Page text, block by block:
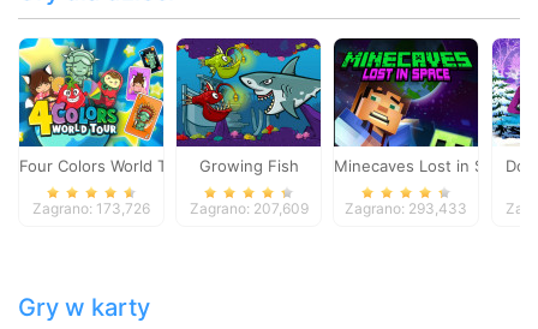
Four Colors World Tour
Zagrano: 173,726
Growing Fish
Zagrano: 207,609
Minecaves Lost in Space
Zagrano: 293,433
Gry w karty